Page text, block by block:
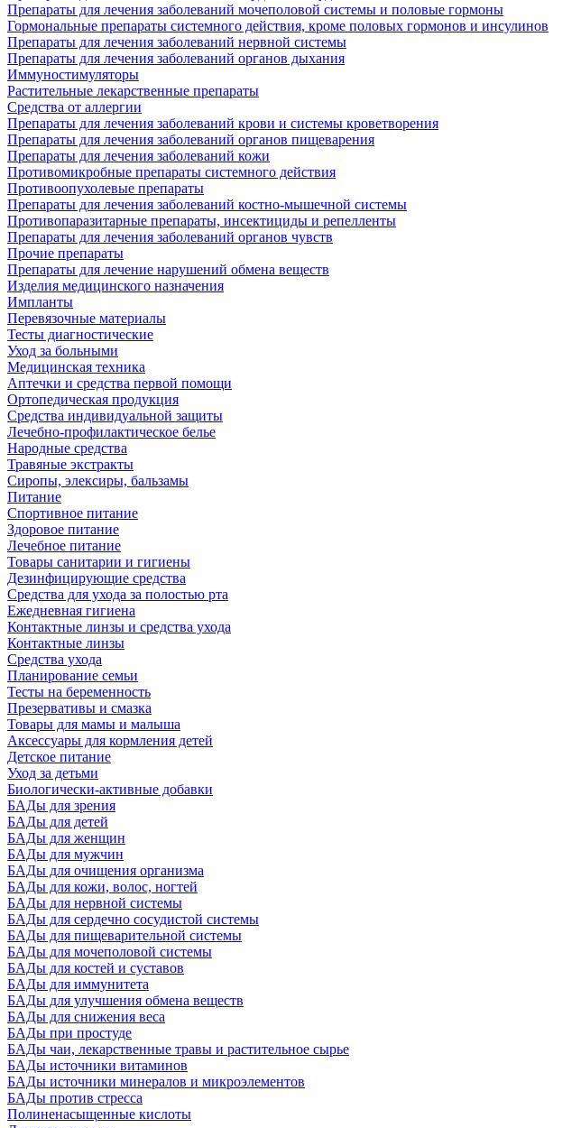
Препараты для лечения заболеваний мочеполовой системы и половые гормоны
Гормональные препараты системного действия, кроме половых гормонов и инсулинов
Препараты для лечения заболеваний нервной системы
Препараты для лечения заболеваний органов дыхания
Иммуностимуляторы
Растительные лекарственные препараты
Средства от аллергии
Препараты для лечения заболеваний крови и системы кроветворения
Препараты для лечения заболеваний органов пищеварения
Препараты для лечения заболеваний кожи
Противомикробные препараты системного действия
Противоопухолевые препараты
Препараты для лечения заболеваний костно-мышечной системы
Противопаразитарные препараты, инсектициды и репелленты
Препараты для лечения заболеваний органов чувств
Прочие препараты
Препараты для лечение нарушений обмена веществ
Изделия медицинского назначения
Импланты
Перевязочные материалы
Тесты диагностические
Уход за больными
Медицинская техника
Аптечки и средства первой помощи
Ортопедическая продукция
Средства индивидуальной защиты
Лечебно-профилактическое белье
Народные средства
Травяные экстракты
Сиропы, элексиры, бальзамы
Питание
Спортивное питание
Здоровое питание
Лечебное питание
Товары санитарии и гигиены
Дезинфицирующие средства
Средства для ухода за полостью рта
Ежедневная гигиена
Контактные линзы и средства ухода
Контактные линзы
Средства ухода
Планирование семьи
Тесты на беременность
Презервативы и смазка
Товары для мамы и малыша
Аксессуары для кормления детей
Детское питание
Уход за детьми
Биологически-активные добавки
БАДы для зрения
БАДы для детей
БАДы для женщин
БАДы для мужчин
БАДы для очищения организма
БАДы для кожи, волос, ногтей
БАДы для нервной системы
БАДы для сердечно сосудистой системы
БАДы для пищеварительной системы
БАДы для мочеполовой системы
БАДы для костей и суставов
БАДы для иммунитета
БАДы для улучшения обмена веществ
БАДы для снижения веса
БАДы при простуде
БАДы чаи, лекарственные травы и растительное сырье
БАДы источники витаминов
БАДы источники минералов и микроэлементов
БАДы против стресса
Полиненасыщенные кислоты